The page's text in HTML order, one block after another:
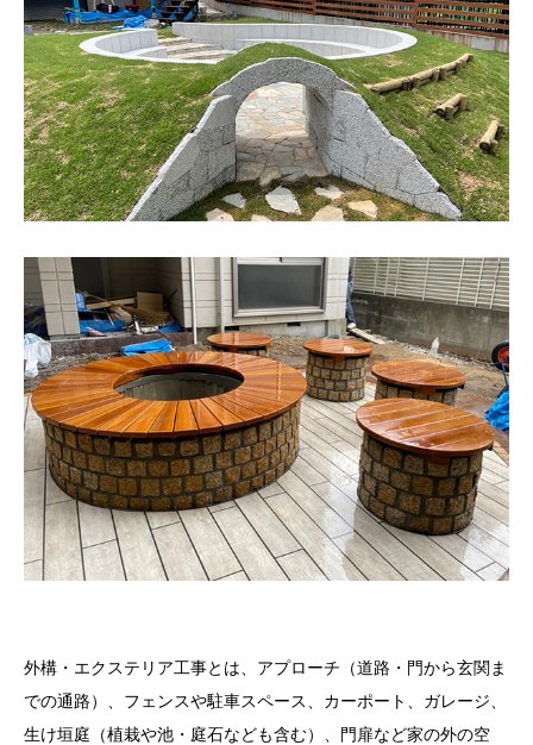
外構・エクステリア工事とは、アプローチ（道路・門から玄関ま
での通路）、フェンスや駐車スペース、カーポート、ガレージ、
生け垣庭（植栽や池・庭石なども含む）、門扉など家の外の空